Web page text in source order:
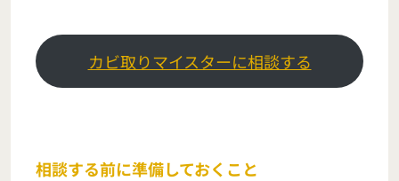
カビ取りマイスターに相談する
相談する前に準備しておくこと